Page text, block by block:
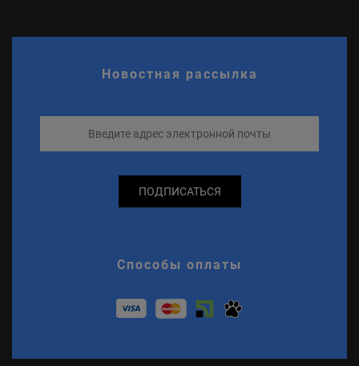
Новостная рассылка
ПОДПИСАТЬСЯ
Способы оплаты